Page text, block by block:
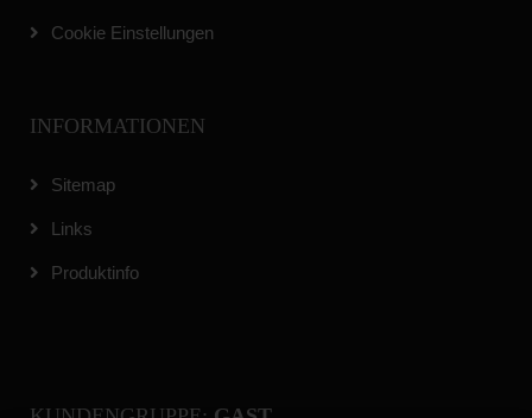
Cookie Einstellungen
INFORMATIONEN
Sitemap
Links
Produktinfo